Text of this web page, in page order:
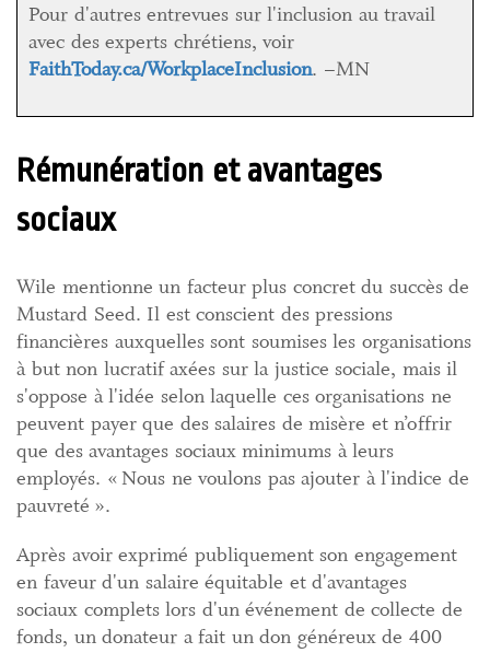
Pour d'autres entrevues sur l'inclusion au travail
avec des experts chrétiens, voir
FaithToday.ca/WorkplaceInclusion. –MN
Rémunération et avantages
sociaux
Wile mentionne un facteur plus concret du succès de
Mustard Seed. Il est conscient des pressions
financières auxquelles sont soumises les organisations
à but non lucratif axées sur la justice sociale, mais il
s'oppose à l'idée selon laquelle ces organisations ne
peuvent payer que des salaires de misère et n’offrir
que des avantages sociaux minimums à leurs
employés. « Nous ne voulons pas ajouter à l'indice de
pauvreté ».
Après avoir exprimé publiquement son engagement
en faveur d'un salaire équitable et d'avantages
sociaux complets lors d'un événement de collecte de
fonds, un donateur a fait un don généreux de 400